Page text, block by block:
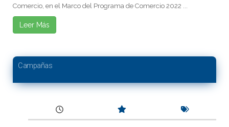
Comercio, en el Marco del Programa de Comercio 2022 ...
Leer Más
Campañas